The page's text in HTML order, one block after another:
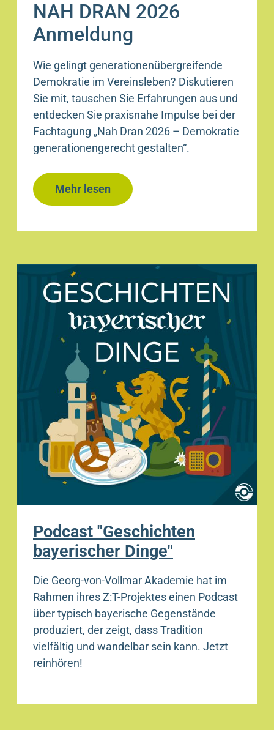
NAH DRAN 2026
Anmeldung
Wie gelingt generationenübergreifende
Demokratie im Vereinsleben? Diskutieren
Sie mit, tauschen Sie Erfahrungen aus und
entdecken Sie praxisnahe Impulse bei der
Fachtagung „Nah Dran 2026 – Demokratie
generationengerecht gestalten“.
Mehr lesen
NAH
Anmeldung
Podcast "Geschichten
bayerischer Dinge"
Die Georg-von-Vollmar Akademie hat im
Rahmen ihres Z:T-Projektes einen Podcast
über typisch bayerische Gegenstände
produziert, der zeigt, dass Tradition
vielfältig und wandelbar sein kann. Jetzt
reinhören!